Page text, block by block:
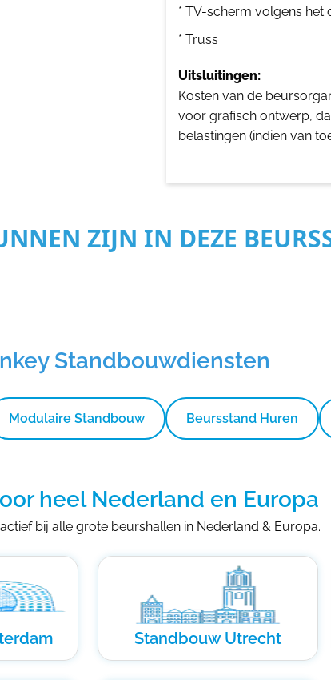
* TV-scherm volgens het
* Truss
Uitsluitingen:
Kosten van de
voor grafisch ontwerp,
belastingen (indien van
ZIJN IN DEZE
Standbouwdiensten
Modulaire Standbouw Beursstand Huren
heel Nederland en Europa
bij alle grote beurshallen in Nederland & Europa.
Standbouw Utrecht